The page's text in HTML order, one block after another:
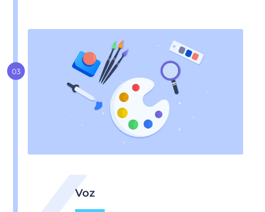
Voz